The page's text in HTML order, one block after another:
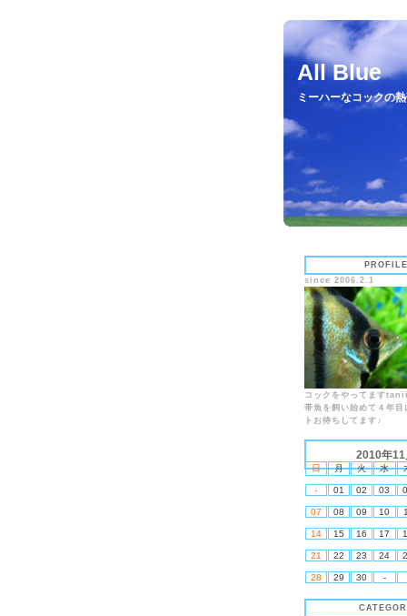
All Blue
ミーハーなコックの
PROFILE
since 2006.2.1
コックをやってます
帯魚を飼い始めて４年目
トお待ちしてます♪
2010年11
日 月 火 水
- 01 02 03
07 08 09 10
14 15 16 17
21 22 23 24
28 29 30 -